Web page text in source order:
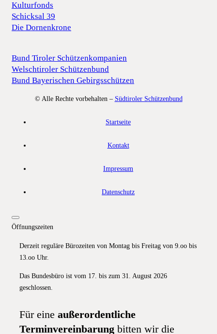
Kulturfonds
Schicksal 39
Die Dornenkrone
Bund Tiroler Schützenkompanien
Welschtiroler Schützenbund
Bund Bayerischen Gebirgsschützen
© Alle Rechte vorbehalten – Südtiroler Schützenbund
Startseite
Kontakt
Impressum
Datenschutz
Öffnungszeiten
Derzeit reguläre Bürozeiten von Montag bis Freitag von 9.oo bis
13.oo Uhr.
Das Bundesbüro ist vom 17. bis zum 31. August 2026
geschlossen.
Für eine außerordentliche
Terminvereinbarung bitten wir die